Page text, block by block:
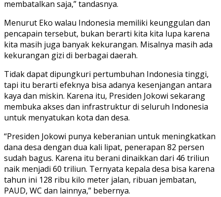
membatalkan saja,” tandasnya.
Menurut Eko walau Indonesia memiliki keunggulan dan
pencapain tersebut, bukan berarti kita kita lupa karena
kita masih juga banyak kekurangan. Misalnya masih ada
kekurangan gizi di berbagai daerah.
Tidak dapat dipungkuri pertumbuhan Indonesia tinggi,
tapi itu berarti efeknya bisa adanya kesenjangan antara
kaya dan miskin. Karena itu, Presiden Jokowi sekarang
membuka akses dan infrastruktur di seluruh Indonesia
untuk menyatukan kota dan desa.
“Presiden Jokowi punya keberanian untuk meningkatkan
dana desa dengan dua kali lipat, penerapan 82 persen
sudah bagus. Karena itu berani dinaikkan dari 46 triliun
naik menjadi 60 triliun. Ternyata kepala desa bisa karena
tahun ini 128 ribu kilo meter jalan, ribuan jembatan,
PAUD, WC dan lainnya,” bebernya.